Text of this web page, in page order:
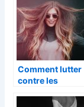
Comment lutter
contre les